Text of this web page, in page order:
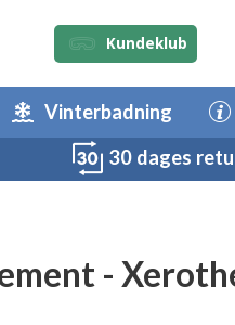
Kundeklub
Vinterbadning
30 dages
-